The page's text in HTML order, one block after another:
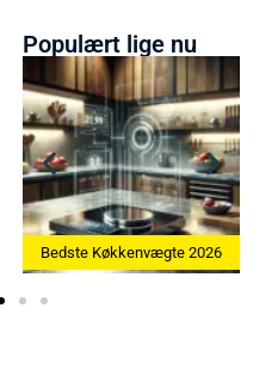
Populært lige nu
2026 Bedste Æggekoger